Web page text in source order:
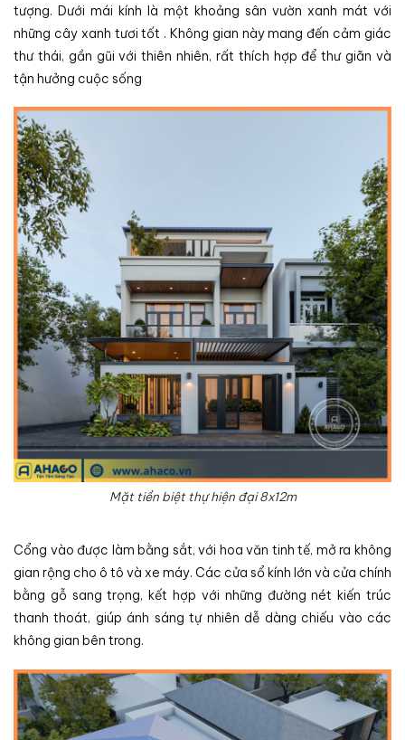
tượng. Dưới mái kính là một khoảng sân vườn xanh mát với
những cây xanh tươi tốt . Không gian này mang đến cảm giác
thư thái, gần gũi với thiên nhiên, rất thích hợp để thư giãn và
tận hưởng cuộc sống
Mặt tiền biệt thự hiện đại 8x12m
Cổng vào được làm bằng sắt, với hoa văn tinh tế, mở ra không
gian rộng cho ô tô và xe máy. Các cửa sổ kính lớn và cửa chính
bằng gỗ sang trọng, kết hợp với những đường nét kiến trúc
thanh thoát, giúp ánh sáng tự nhiên dễ dàng chiếu vào các
không gian bên trong.